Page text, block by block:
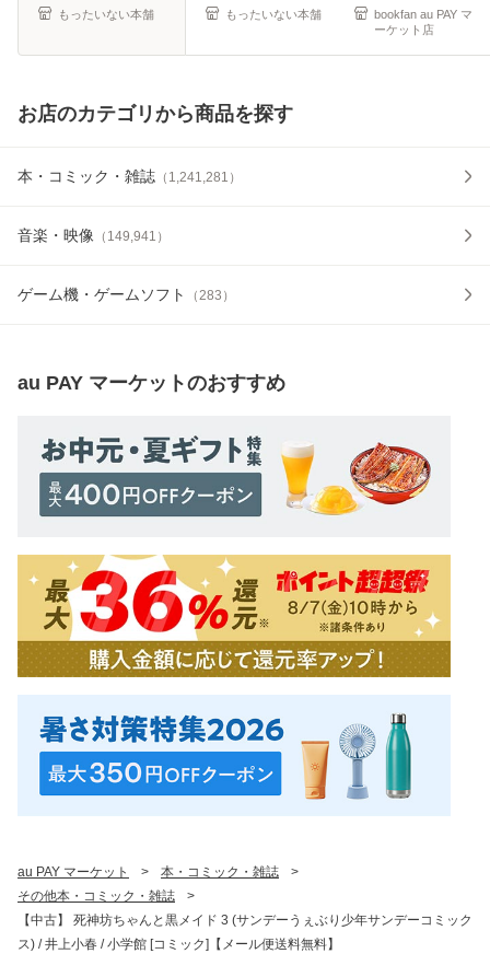
料】もったいない本舗 もったいない本舗
bookfan au PAY マ
ーケット店
お店のカテゴリから商品を探す
本・コミック・雑誌 （ 1,241,281 ）
音楽・映像 （ 149,941 ）
ゲーム機・ゲームソフト （283 ）
au PAY マーケットのおすすめ
au PAY マーケット > 本・コミック・雑誌
>
その他本・コミック・雑誌
>
【中古】 死神坊ちゃんと黒メイド 3 (サンデーうぇぶり少年サンデーコミック
ス) / 井上小春 / 小学館 [コミック]【メール便送料無料】